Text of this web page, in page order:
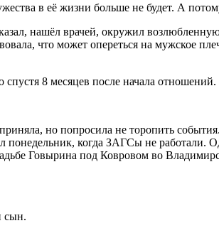
в её жизни больше не будет. А
нашёл врачей, окружил
что может опереться на мужское
спустя 8 месяцев после начала отношений.
но попросила не торопить
когда ЗАГСы не работали.
Говырина под Ковровом во
сын.